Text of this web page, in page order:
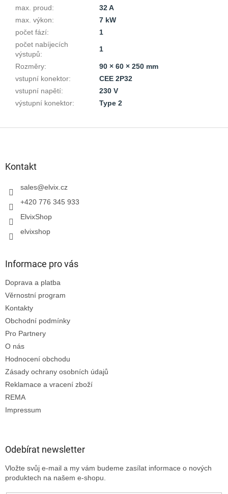
max. proud:
32 A
max. výkon:
7 kW
počet fází:
1
počet nabíjecích
výstupů:
1
Rozměry:
90 × 60 × 250 mm
vstupní konektor:
CEE 2P32
vstupní napětí:
230 V
výstupní konektor: Type 2
Kontakt
sales@elvix.cz
+420 776 345 933
ElvixShop
elvixshop
Informace pro vás
Doprava a platba
Věrnostní program
Kontakty
Obchodní podmínky
Pro Partnery
O nás
Hodnocení obchodu
Zásady ochrany osobních údajů
Reklamace a vracení zboží
REMA
Impressum
Odebírat newsletter
Vložte svůj e-mail a my vám budeme zasílat informace o nových
produktech na našem e-shopu.